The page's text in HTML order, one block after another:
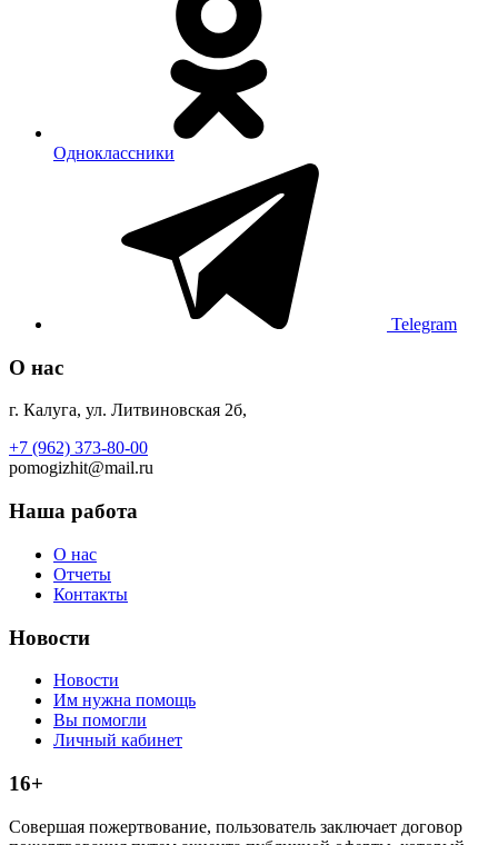
Одноклассники
Telegram
О нас
г. Калуга, ул. Литвиновская 2б,
+7 (962) 373-80-00
pomogizhit@mail.ru
Наша работа
О нас
Отчеты
Контакты
Новости
Новости
Им нужна помощь
Вы помогли
Личный кабинет
16+
Совершая пожертвование, пользователь заключает договор